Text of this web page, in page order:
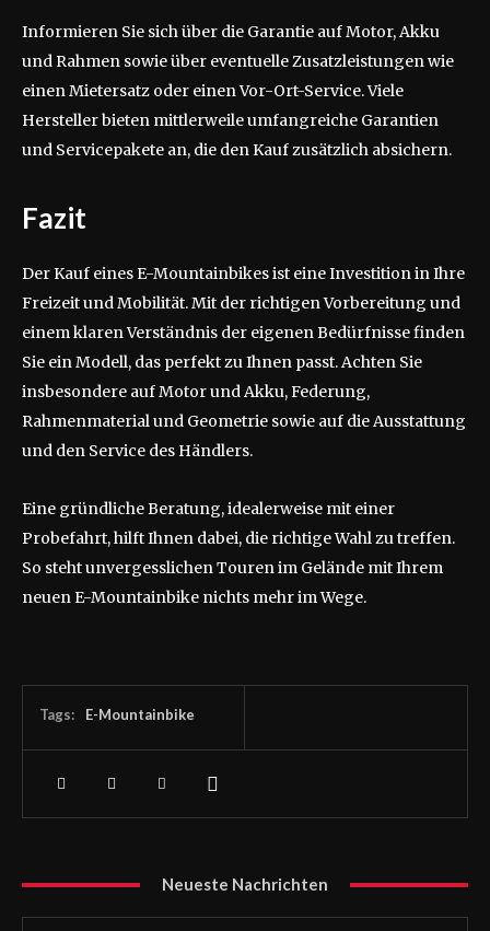
Informieren Sie sich über die Garantie auf Motor, Akku
und Rahmen sowie über eventuelle Zusatzleistungen wie
einen Mietersatz oder einen Vor-Ort-Service. Viele
Hersteller bieten mittlerweile umfangreiche Garantien
und Servicepakete an, die den Kauf zusätzlich absichern.
Fazit
Der Kauf eines E-Mountainbikes ist eine Investition in Ihre
Freizeit und Mobilität. Mit der richtigen Vorbereitung und
einem klaren Verständnis der eigenen Bedürfnisse finden
Sie ein Modell, das perfekt zu Ihnen passt. Achten Sie
insbesondere auf Motor und Akku, Federung,
Rahmenmaterial und Geometrie sowie auf die Ausstattung
und den Service des Händlers.
Eine gründliche Beratung, idealerweise mit einer
Probefahrt, hilft Ihnen dabei, die richtige Wahl zu treffen.
So steht unvergesslichen Touren im Gelände mit Ihrem
neuen E-Mountainbike nichts mehr im Wege.
Tags: E-Mountainbike
Neueste Nachrichten